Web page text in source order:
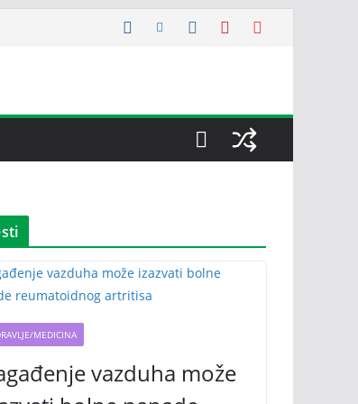
MEDICINA
vazduha može